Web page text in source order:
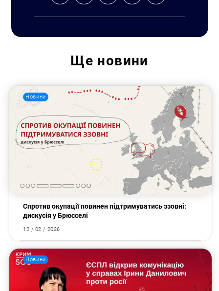
Ще новини
Новини
Спротив окупації повинен підтримуватись ззовні:
дискусія у Брюсселі
12 / 02 / 2026
Новини